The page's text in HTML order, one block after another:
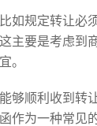
如规定转让必
主要是考虑到
。
够顺利收到转
作为一种常见